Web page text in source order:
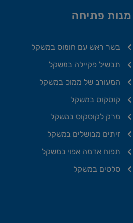
מנות פתיחה
בשר ראש עם חומוס במשקל
תבשיל פקיילה במשקל
המעורב של ממוס במשקל
קוסקוס במשקל
מרק לקוסקוס במשקל
זיתים מבושלים במשקל
תפוח אדמה אפוי במשקל
סלטים במשקל